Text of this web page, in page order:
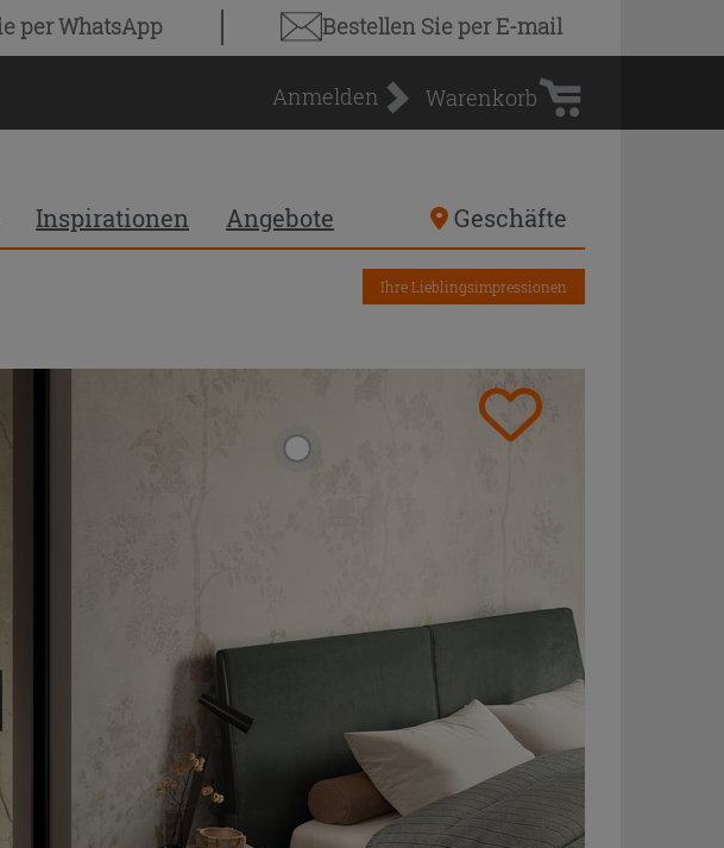
per WhatsApp Bestellen Sieper E-mail
Anmelden
Warenkorb
Warenkorb
Inspirationen Angebote Geschäfte
Ihre Lieblingsimpressionen